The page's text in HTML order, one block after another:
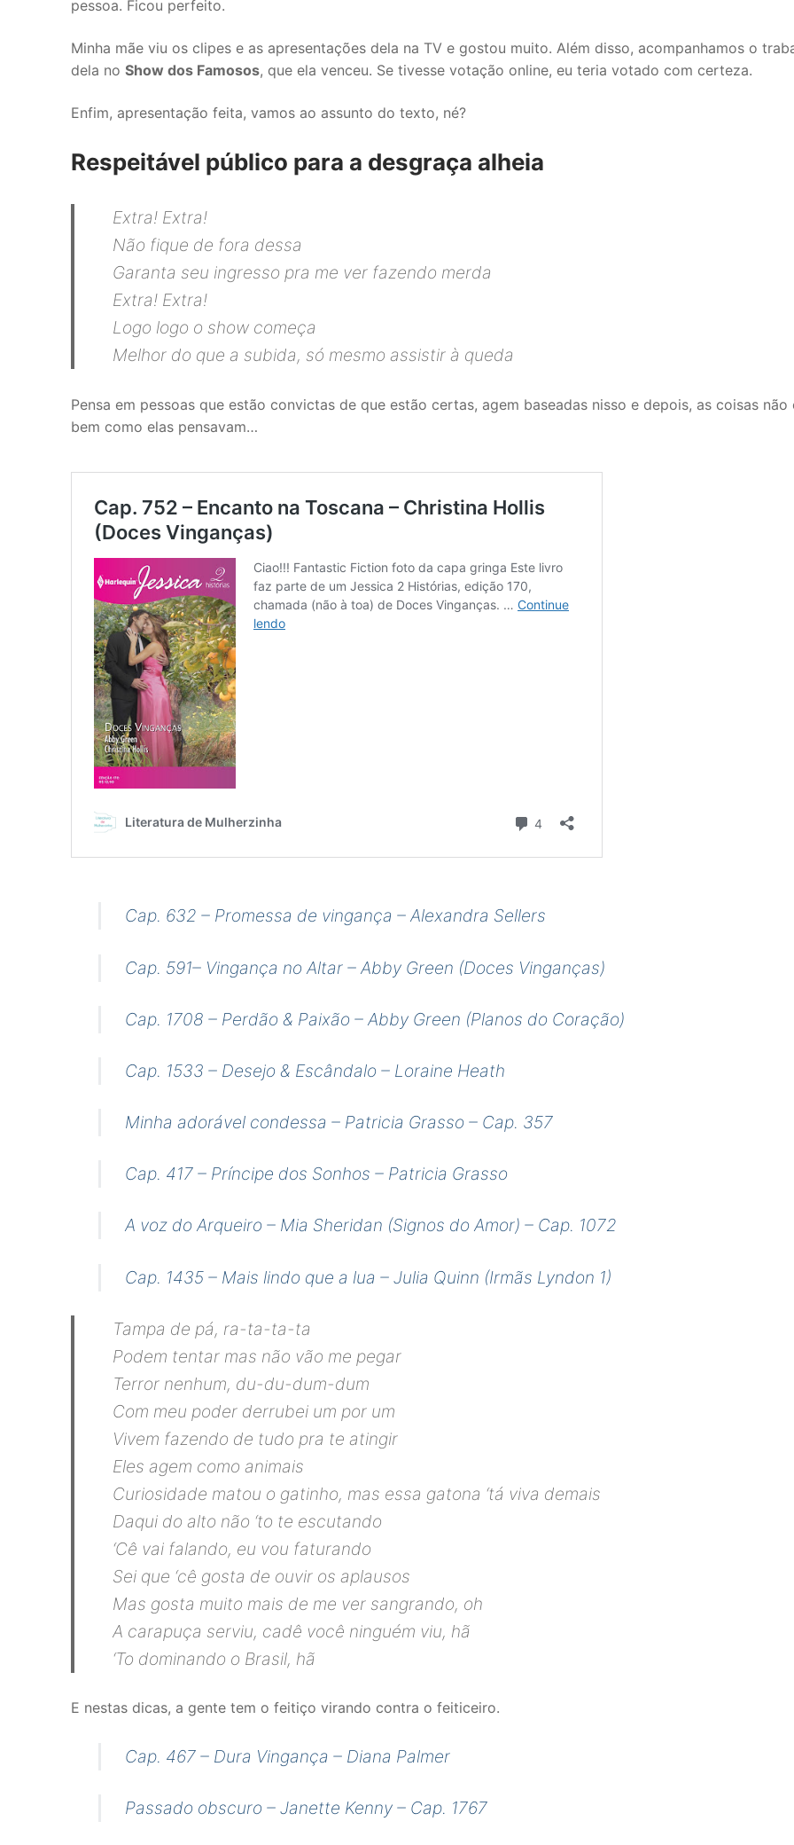
pessoa. Ficou perfeito.
Minha mãe viu os clipes e as apresentações dela na TV e gostou muito. Além disso, acompanhamos o
dela no Show dos Famosos, que ela venceu. Se tivesse votação online, eu teria votado com certeza.
Enfim, apresentação feita, vamos ao assunto do texto, né?
Respeitável público para a desgraça alheia
Extra! Extra!
Não fique de fora dessa
Garanta seu ingresso pra me ver fazendo merda
Extra! Extra!
Logo logo o show começa
Melhor do que a subida, só mesmo assistir à queda
Pensa em pessoas que estão convictas de que estão certas, agem baseadas nisso e depois, as coisas não
bem como elas pensavam…
Cap. 632 – Promessa de vingança – Alexandra Sellers
Cap. 591– Vingança no Altar – Abby Green (Doces Vinganças)
Cap. 1708 – Perdão & Paixão – Abby Green (Planos do Coração)
Cap. 1533 – Desejo & Escândalo – Loraine Heath
Minha adorável condessa – Patricia Grasso – Cap. 357
Cap. 417 – Príncipe dos Sonhos – Patricia Grasso
A voz do Arqueiro – Mia Sheridan (Signos do Amor) – Cap. 1072
Cap. 1435 – Mais lindo que a lua – Julia Quinn (Irmãs Lyndon 1)
Tampa de pá, ra-ta-ta-ta
Podem tentar mas não vão me pegar
Terror nenhum, du-du-dum-dum
Com meu poder derrubei um por um
Vivem fazendo de tudo pra te atingir
Eles agem como animais
Curiosidade matou o gatinho, mas essa gatona ‘tá viva demais
Daqui do alto não ‘to te escutando
‘Cê vai falando, eu vou faturando
Sei que ‘cê gosta de ouvir os aplausos
Mas gosta muito mais de me ver sangrando, oh
A carapuça serviu, cadê você ninguém viu, hã
‘To dominando o Brasil, hã
E nestas dicas, a gente tem o feitiço virando contra o feiticeiro.
Cap. 467 – Dura Vingança – Diana Palmer
Passado obscuro – Janette Kenny – Cap. 1767